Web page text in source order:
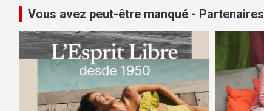
Vous avez peut-être manqué - Partenaires